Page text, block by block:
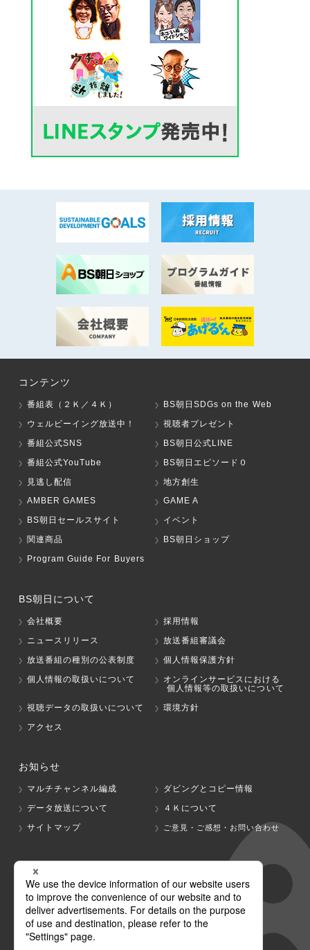
コンテンツ
番組表（２Ｋ／４Ｋ）
BS朝日SDGs on the Web
ウェルビーイング放送中！
視聴者プレゼント
番組公式SNS
BS朝日公式LINE
番組公式YouTube
BS朝日エピソード０
見逃し配信
地方創生
AMBER GAMES
GAME A
BS朝日セールスサイト
イベント
関連商品
BS朝日ショップ
Program Guide For Buyers
BS朝日について
会社概要
採用情報
ニュースリリース
放送番組審議会
放送番組の種別の公表制度
個人情報保護方針
個人情報の取扱いについて
オンラインサービスにおける
個人情報等の取扱いについて
視聴データの取扱いについて
環境方針
アクセス
お知らせ
マルチチャンネル編成
ダビングとコピー情報
データ放送について
４Ｋについて
サイトマップ
ご意見・ご感想・お問い合わせ
グループ会社
テレビ朝日 テレ朝チャンネル